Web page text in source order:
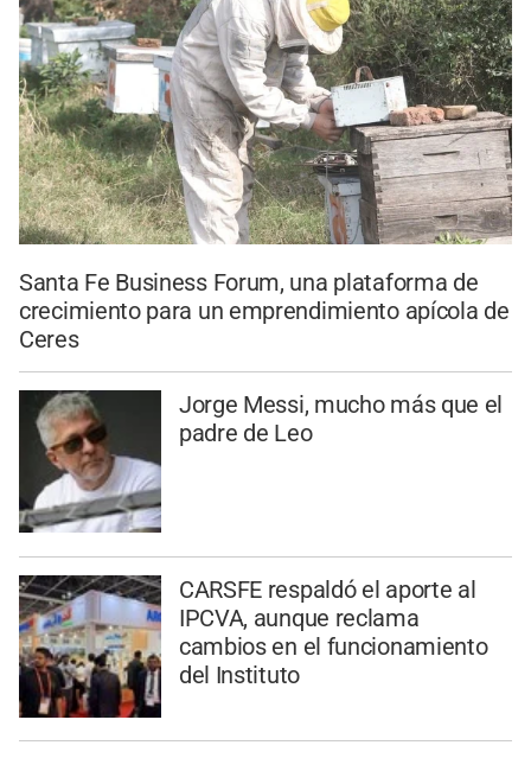
Santa Fe Business Forum, una plataforma de
crecimiento para un emprendimiento apícola de
Ceres
Jorge Messi, mucho más que el
padre de Leo
CARSFE respaldó el aporte al
IPCVA, aunque reclama
cambios en el funcionamiento
del Instituto